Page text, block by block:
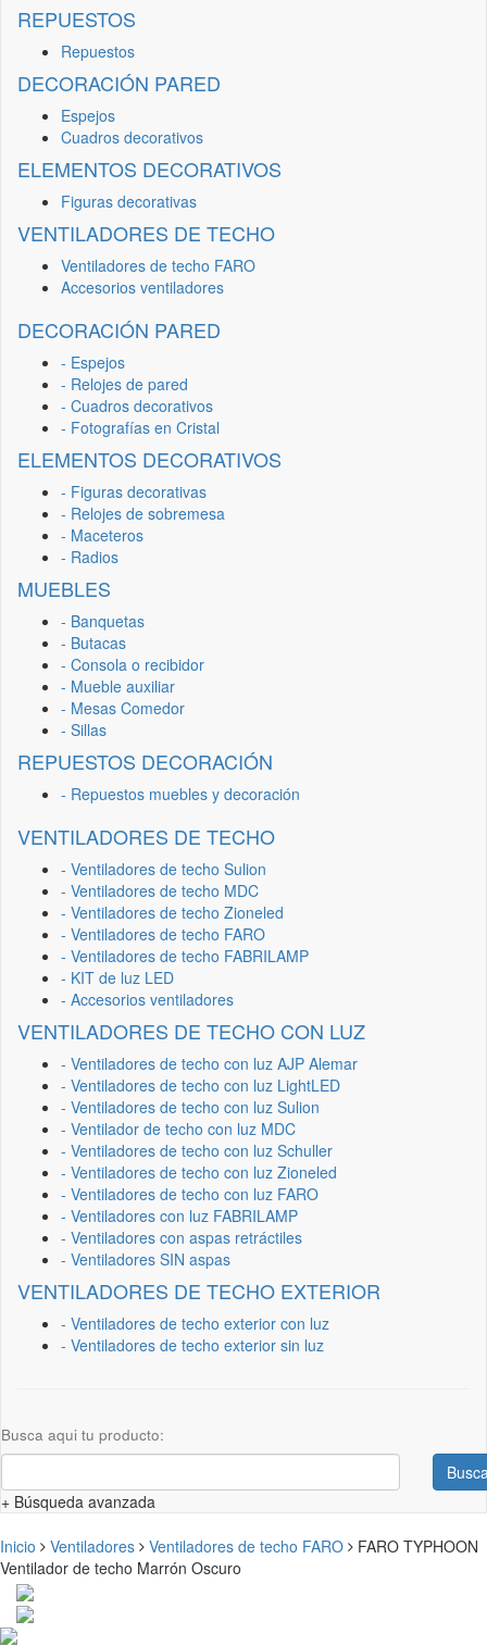
REPUESTOS
Repuestos
DECORACIÓN PARED
Espejos
Cuadros decorativos
ELEMENTOS DECORATIVOS
Figuras decorativas
VENTILADORES DE TECHO
Ventiladores de techo FARO
Accesorios ventiladores
DECORACIÓN PARED
- Espejos
- Relojes de pared
- Cuadros decorativos
- Fotografías en Cristal
ELEMENTOS DECORATIVOS
- Figuras decorativas
- Relojes de sobremesa
- Maceteros
- Radios
MUEBLES
- Banquetas
- Butacas
- Consola o recibidor
- Mueble auxiliar
- Mesas Comedor
- Sillas
REPUESTOS DECORACIÓN
- Repuestos muebles y decoración
VENTILADORES DE TECHO
- Ventiladores de techo Sulion
- Ventiladores de techo MDC
- Ventiladores de techo Zioneled
- Ventiladores de techo FARO
- Ventiladores de techo FABRILAMP
- KIT de luz LED
- Accesorios ventiladores
VENTILADORES DE TECHO CON LUZ
- Ventiladores de techo con luz AJP Alemar
- Ventiladores de techo con luz LightLED
- Ventiladores de techo con luz Sulion
- Ventilador de techo con luz MDC
- Ventiladores de techo con luz Schuller
- Ventiladores de techo con luz Zioneled
- Ventiladores de techo con luz FARO
- Ventiladores con luz FABRILAMP
- Ventiladores con aspas retráctiles
- Ventiladores SIN aspas
VENTILADORES DE TECHO EXTERIOR
- Ventiladores de techo exterior con luz
- Ventiladores de techo exterior sin luz
Busca aqui tu producto:
+ Búsqueda avanzada
Inicio Ventiladores Ventiladores de techo FARO
FARO TYPHOON
Ventilador de techo Marrón Oscuro